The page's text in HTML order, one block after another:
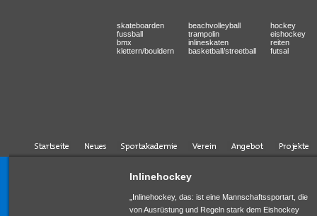
skateboarden
fussball
bmx
klettern/bouldern
beachvolleyball
trampolin
inlineskaten
basketball/streetball
hockey
eishockey
reiten
futsal
Inlinehockey
„Inlinehockey, das: ist eine Mannschaftssportart, die
von Ausrüstung und Regeln stark dem Eishockey